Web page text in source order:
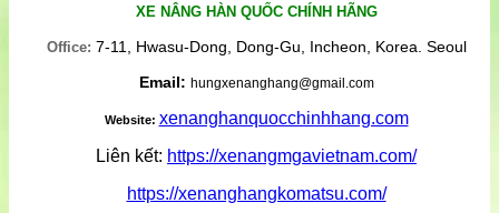
XE NÂNG HÀN QUỐC CHÍNH HÃNG
Office: 7-11, Hwasu-Dong, Dong-Gu, Incheon, Korea. Seoul
Email: hungxenanghang@gmail.com
Website: xenanghanquocchinhhang.com
Liên kết: https://xenangmgavietnam.com/
https://xenanghangkomatsu.com/